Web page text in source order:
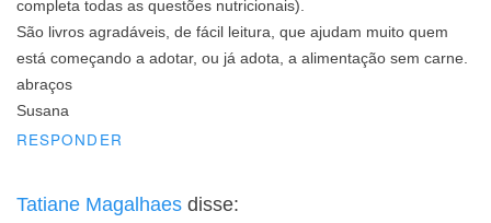
completa todas as questões nutricionais).
São livros agradáveis, de fácil leitura, que ajudam muito quem
está começando a adotar, ou já adota, a alimentação sem carne.
abraços
Susana
RESPONDER
Tatiane Magalhaes disse: